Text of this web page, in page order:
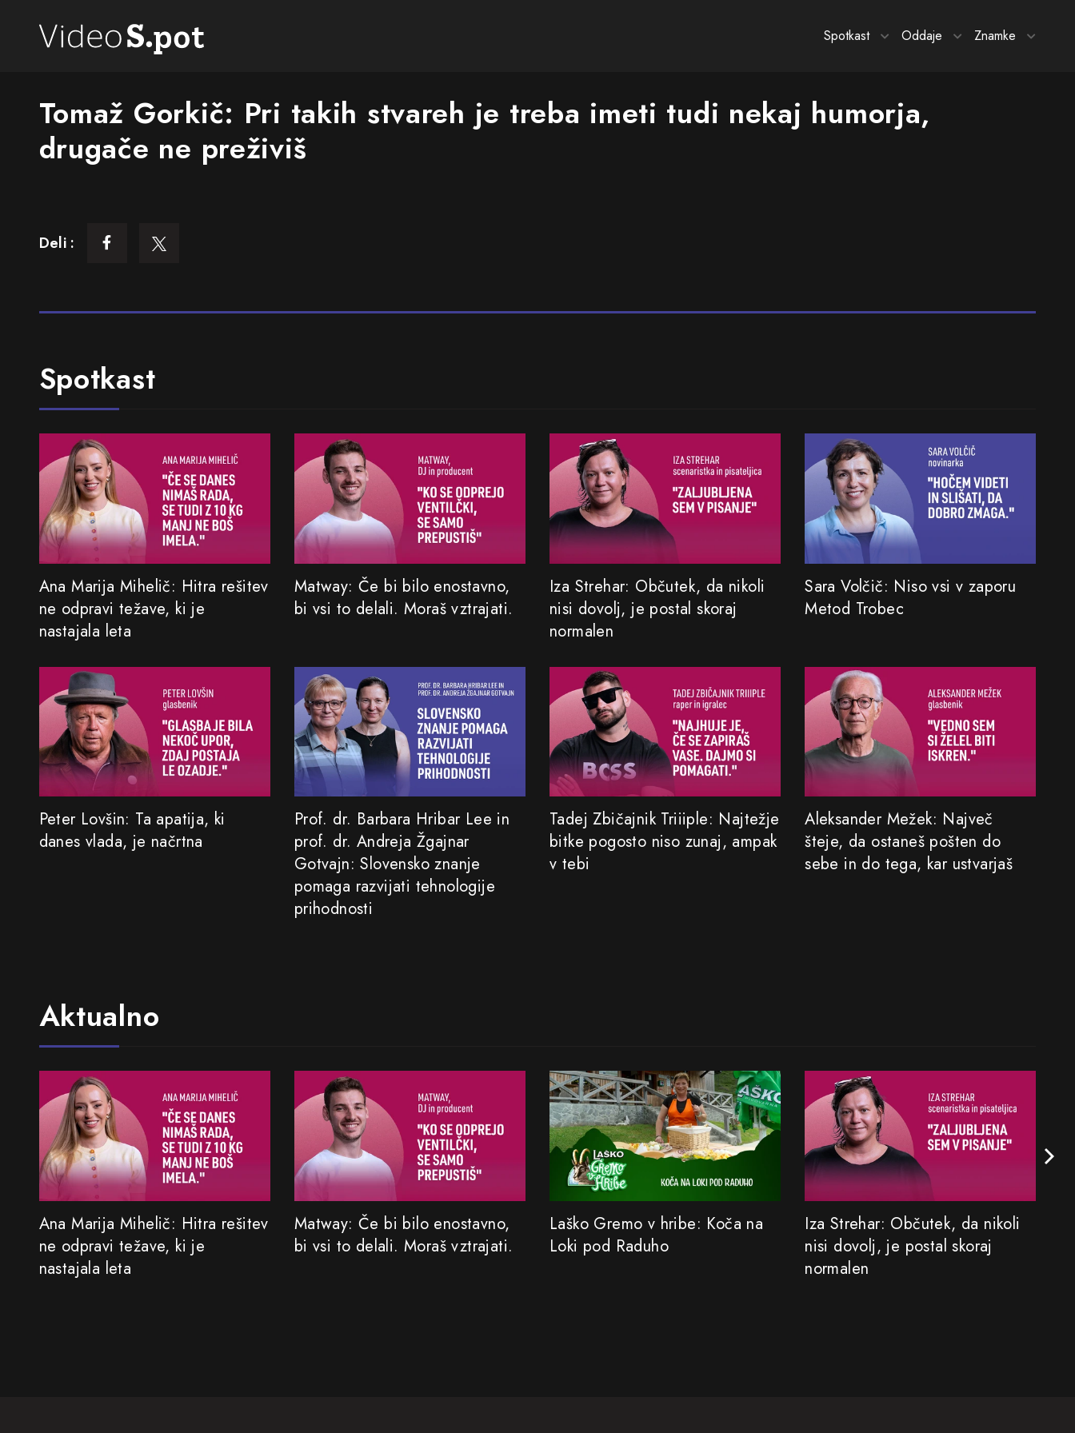
Spotkast Oddaje Znamke
Tomaž Gorkič: Pri takih stvareh je treba imeti tudi nekaj humorja,
drugače ne preživiš
Deli :
Spotkast
Ana Marija Mihelič: Hitra rešitev
ne odpravi težave, ki je
nastajala leta
Matway: Če bi bilo enostavno,
bi vsi to delali. Moraš vztrajati.
Iza Strehar: Občutek, da nikoli
nisi dovolj, je postal skoraj
normalen
Sara Volčič: Niso vsi v zaporu
Metod Trobec
Peter Lovšin: Ta apatija, ki
danes vlada, je načrtna
Prof. dr. Barbara Hribar Lee in
prof. dr. Andreja Žgajnar
Gotvajn: Slovensko znanje
pomaga razvijati tehnologije
prihodnosti
Tadej Zbičajnik Triiiple: Najtežje
bitke pogosto niso zunaj, ampak
v tebi
Aleksander Mežek: Največ
šteje, da ostaneš pošten do
sebe in do tega, kar ustvarjaš
Aktualno
Ana Marija Mihelič: Hitra rešitev
ne odpravi težave, ki je
nastajala leta
Matway: Če bi bilo enostavno,
bi vsi to delali. Moraš vztrajati.
Laško Gremo v hribe: Koča na
Loki pod Raduho
Iza Strehar: Občutek, da nikoli
nisi dovolj, je postal skoraj
normalen